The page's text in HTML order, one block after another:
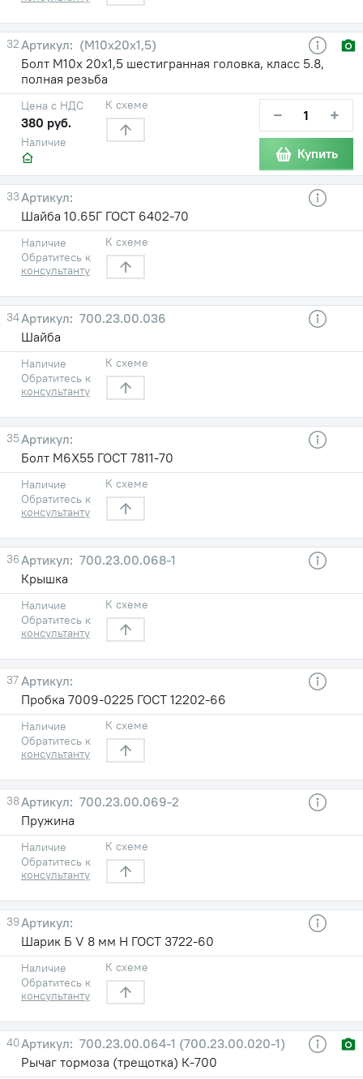
32
(М10х20х1,5)
Болт М10х 20х1,5 шестигранная головка, класс 5.8,
полная резьба
Наличие
Цена с НДС
380 руб.
К схеме − +
Купить
33
Шайба 10.65Г ГОСТ 6402-70
Наличие
Обратитесь к
консультанту
К схеме
34
700.23.00.036
Шайба
Наличие
Обратитесь к
консультанту
К схеме
35
Болт М6X55 ГОСТ 7811-70
Наличие
Обратитесь к
консультанту
К схеме
36
700.23.00.068-1
Крышка
Наличие
Обратитесь к
консультанту
К схеме
37
Пробка 7009-0225 ГОСТ 12202-66
Наличие
Обратитесь к
консультанту
К схеме
38
700.23.00.069-2
Пружина
Наличие
Обратитесь к
консультанту
К схеме
39
Шарик Б V 8 мм Н ГОСТ 3722-60
Наличие
Обратитесь к
консультанту
К схеме
40
700.23.00.064-1 (700.23.00.020-1)
Рычаг тормоза (трещотка) К-700